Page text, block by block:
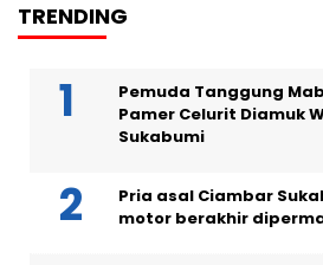
TRENDING
Pemuda Tanggung
Pamer Celurit Diamuk
Sukabumi
Pria asal Ciambar
motor berakhir